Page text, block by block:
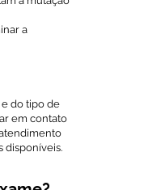
a
do tipo de
em contato
disponíveis.